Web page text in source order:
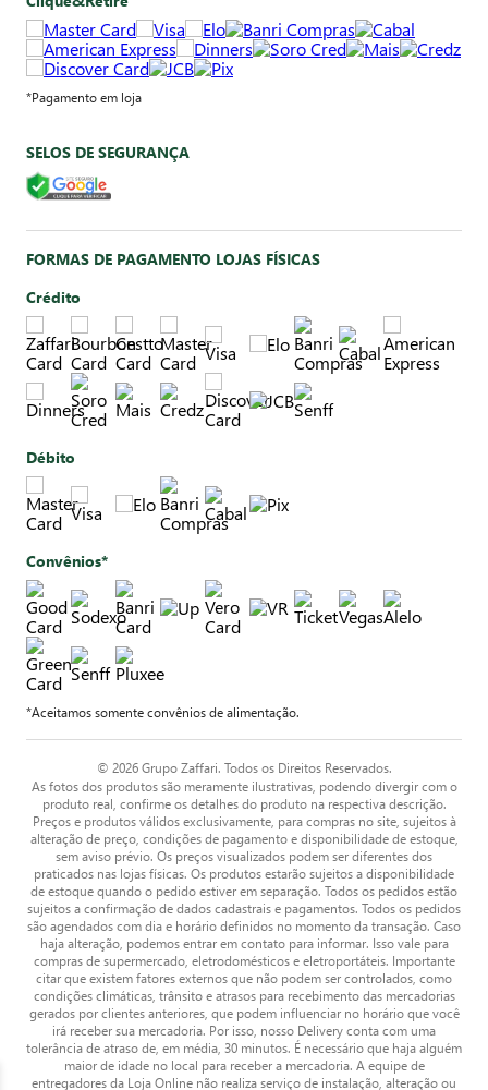
*Pagamento em loja
SELOS DE SEGURANÇA
FORMAS DE PAGAMENTO LOJAS FÍSICAS
Crédito
Débito
Convênios*
*Aceitamos somente convênios de alimentação.
© 2026 Grupo Zaffari. Todos os Direitos Reservados.
As fotos dos produtos são meramente ilustrativas, podendo divergir com o
produto real, confirme os detalhes do produto na respectiva descrição.
Preços e produtos válidos exclusivamente, para compras no site, sujeitos à
alteração de preço, condições de pagamento e disponibilidade de estoque,
sem aviso prévio. Os preços visualizados podem ser diferentes dos
praticados nas lojas físicas. Os produtos estarão sujeitos a disponibilidade
de estoque quando o pedido estiver em separação. Todos os pedidos estão
sujeitos a confirmação de dados cadastrais e pagamentos. Todos os pedidos
são agendados com dia e horário definidos no momento da transação. Caso
haja alteração, podemos entrar em contato para informar. Isso vale para
compras de supermercado, eletrodomésticos e eletroportáteis. Importante
citar que existem fatores externos que não podem ser controlados, como
condições climáticas, trânsito e atrasos para recebimento das mercadorias
gerados por clientes anteriores, que podem influenciar no horário que você
irá receber sua mercadoria. Por isso, nosso Delivery conta com uma
tolerância de atraso de, em média, 30 minutos. É necessário que haja alguém
maior de idade no local para receber a mercadoria. A equipe de
entregadores da Loja Online não realiza serviço de instalação, alteração ou